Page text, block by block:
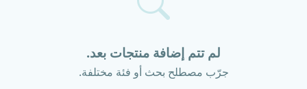
لم تتم إضافة منتجات بعد.
جرّب مصطلح بحث أو فئة مختلفة.